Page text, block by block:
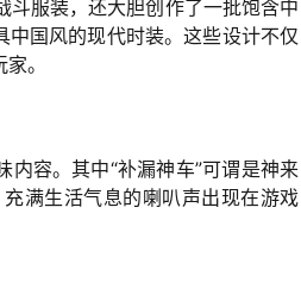
斗服装，还大胆创作了一批饱含中
中国风的现代时装。这些设计不仅
。
内容。其中“补漏神车”可谓是神来
满生活气息的喇叭声出现在游戏